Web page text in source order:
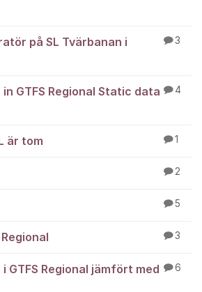
på SL Tvärbanan i
3
GTFS Regional Static data
4
är tom 1
2
5
3
GTFS Regional jämfört med
6